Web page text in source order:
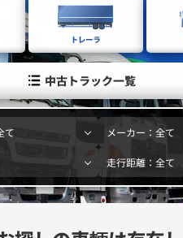
中古トラック一覧